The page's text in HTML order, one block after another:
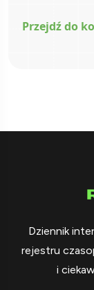
Przejdź do
Dziennik
rejestru
i